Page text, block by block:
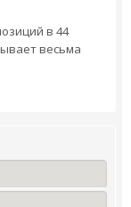
в 44
весьма